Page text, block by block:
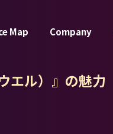
Map Company
エル）』の魅力